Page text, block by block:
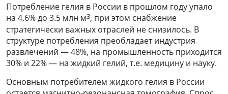
Потребление гелия в России в прошлом году упало
на 4.6% до 3.5 млн м3, при этом снабжение
стратегически важных отраслей не снизилось. В
структуре потребления преобладает индустрия
развлечений — 48%, на промышленность приходится
30% и 22% — на жидкий гелий, т.е. медицину и науку.
Основным потребителем жидкого гелия в России